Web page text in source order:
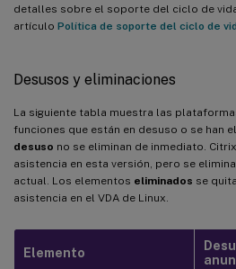
detalles sobre el soporte del ciclo de
artículo Política de soporte del ciclo de
Desusos y eliminaciones
La siguiente tabla muestra las
funciones que están en desuso o se han
desuso no se eliminan de inmediato.
asistencia en esta versión, pero se
actual. Los elementos eliminados se
asistencia en el VDA de Linux.
Elemento